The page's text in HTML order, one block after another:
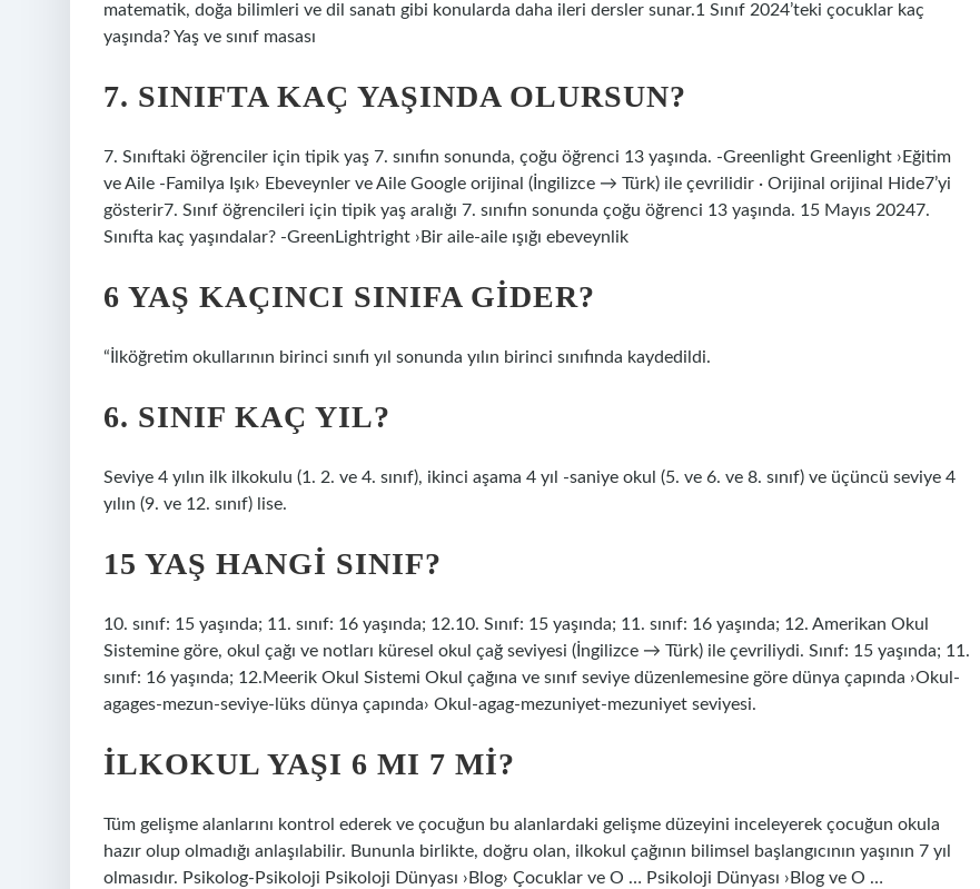
matematik, doğa bilimleri ve dil sanatı gibi konularda daha ileri dersler sunar.1 Sınıf 2024’teki çocuklar kaç
yaşında? Yaş ve sınıf masası
7. SINIFTA KAÇ YAŞINDA OLURSUN?
7. Sınıftaki öğrenciler için tipik yaş 7. sınıfın sonunda, çoğu öğrenci 13 yaşında. -Greenlight Greenlight ›Eğitim
ve Aile -Familya Işık› Ebeveynler ve Aile Google orijinal (İngilizce → Türk) ile çevrilidir · Orijinal orijinal Hide7’yi
gösterir7. Sınıf öğrencileri için tipik yaş aralığı 7. sınıfın sonunda çoğu öğrenci 13 yaşında. 15 Mayıs 20247.
Sınıfta kaç yaşındalar? -GreenLightright ›Bir aile-aile ışığı ebeveynlik
6 YAŞ KAÇINCI SINIFA GIDER?
“İlköğretim okullarının birinci sınıfı yıl sonunda yılın birinci sınıfında kaydedildi.
6. SINIF KAÇ YIL?
Seviye 4 yılın ilk ilkokulu (1. 2. ve 4. sınıf), ikinci aşama 4 yıl -saniye okul (5. ve 6. ve 8. sınıf) ve üçüncü seviye 4
yılın (9. ve 12. sınıf) lise.
15 YAŞ HANGI SINIF?
10. sınıf: 15 yaşında; 11. sınıf: 16 yaşında; 12.10. Sınıf: 15 yaşında; 11. sınıf: 16 yaşında; 12. Amerikan Okul
Sistemine göre, okul çağı ve notları küresel okul çağ seviyesi (İngilizce → Türk) ile çevriliydi. Sınıf: 15 yaşında; 11.
sınıf: 16 yaşında; 12.Meerik Okul Sistemi Okul çağına ve sınıf seviye düzenlemesine göre dünya çapında ›Okul-
agages-mezun-seviye-lüks dünya çapında› Okul-agag-mezuniyet-mezuniyet seviyesi.
İLKOKUL YAŞI 6 MI 7 MI?
Tüm gelişme alanlarını kontrol ederek ve çocuğun bu alanlardaki gelişme düzeyini inceleyerek çocuğun okula
hazır olup olmadığı anlaşılabilir. Bununla birlikte, doğru olan, ilkokul çağının bilimsel başlangıcının yaşının 7 yıl
olmasıdır. Psikolog-Psikoloji Psikoloji Dünyası ›Blog› Çocuklar ve O … Psikoloji Dünyası ›Blog ve O …